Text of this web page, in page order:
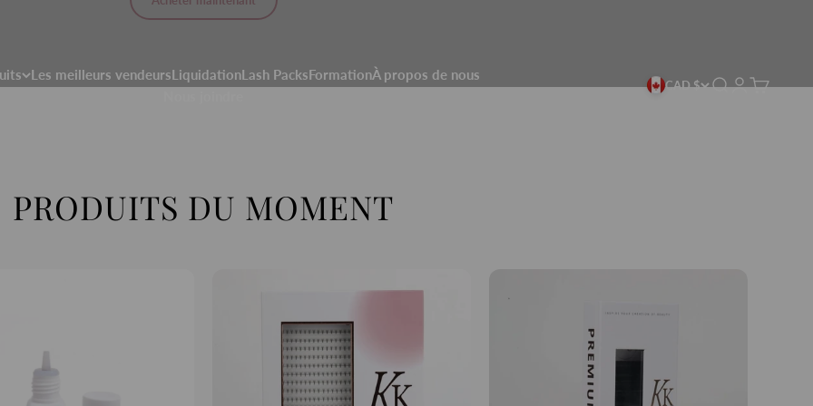
Les meilleurs vendeursLiquidationLash PacksFormationÀ propos de nous
CAD $ Recherche
Connexion
Panier
PRODUITS DU MOMENT